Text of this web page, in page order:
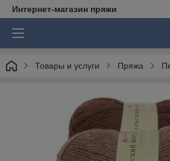
Интернет-магазин пряжи
Товары и услуги Пряжа